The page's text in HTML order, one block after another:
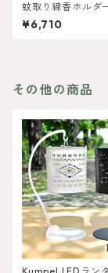
蚊取り線香ホルダ
¥6,710
その他の商品